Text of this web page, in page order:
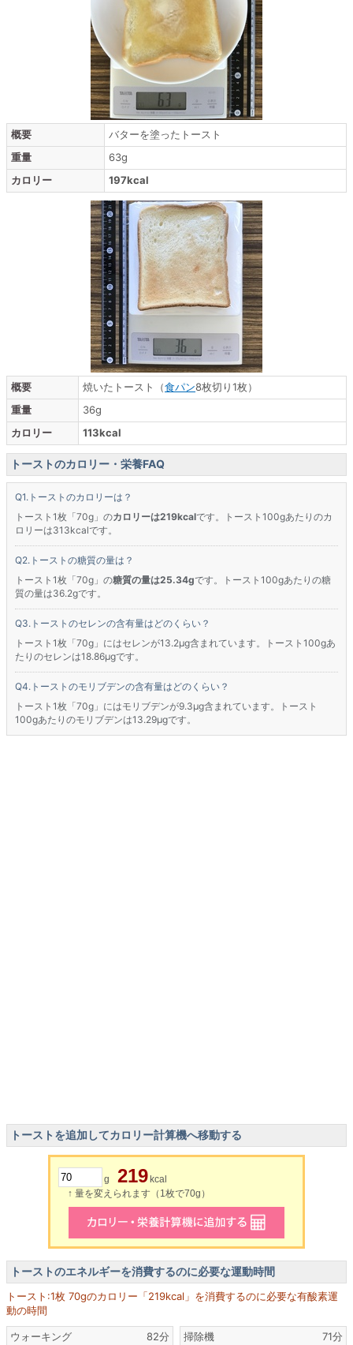
概要
バターを塗ったトースト
重量
63g
カロリー
197kcal
概要 焼いたトースト（食パン8枚切り1枚）
重量
36g
カロリー
113kcal
トーストのカロリー・栄養FAQ
トーストのカロリーは？
トースト1枚「70g」のカロリーは219kcalです。トースト100gあたりのカ
ロリーは313kcalです。
トーストの糖質の量は？
トースト1枚「70g」の糖質の量は25.34gです。トースト100gあたりの糖
質の量は36.2gです。
トーストのセレンの含有量はどのくらい？
トースト1枚「70g」にはセレンが13.2μg含まれています。トースト100gあ
たりのセレンは18.86μgです。
トーストのモリブデンの含有量はどのくらい？
トースト1枚「70g」にはモリブデンが9.3μg含まれています。トースト
100gあたりのモリブデンは13.29μgです。
トーストを追加してカロリー計算機へ移動する
g 219 kcal
↑ 量を変えられます（1枚で70g）
トーストのエネルギーを消費するのに必要な運動時間
トースト:1枚 70gのカロリー「219kcal」を消費するのに必要な有酸素運
動の時間
ウォーキング 82分 掃除機 71分